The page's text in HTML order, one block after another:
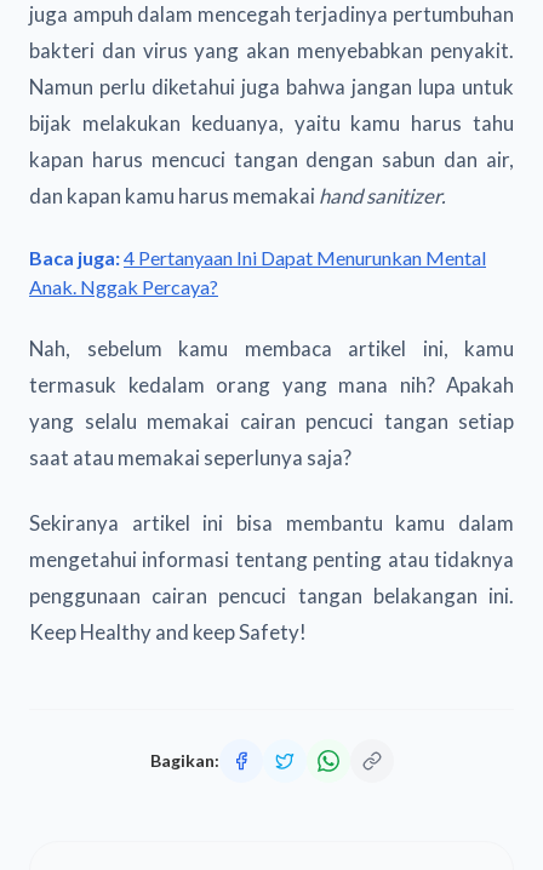
juga ampuh dalam mencegah terjadinya pertumbuhan
bakteri dan virus yang akan menyebabkan penyakit.
Namun perlu diketahui juga bahwa jangan lupa untuk
bijak melakukan keduanya, yaitu kamu harus tahu
kapan harus mencuci tangan dengan sabun dan air,
dan kapan kamu harus memakai hand sanitizer.
Baca juga:4 Pertanyaan Ini Dapat Menurunkan Mental
Anak. Nggak Percaya?
Nah, sebelum kamu membaca artikel ini, kamu
termasuk kedalam orang yang mana nih? Apakah
yang selalu memakai cairan pencuci tangan setiap
saat atau memakai seperlunya saja?
Sekiranya artikel ini bisa membantu kamu dalam
mengetahui informasi tentang penting atau tidaknya
penggunaan cairan pencuci tangan belakangan ini.
Keep Healthy and keep Safety!
Bagikan: